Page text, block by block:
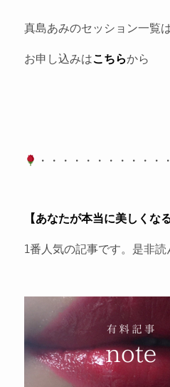
真島あみのセッション一覧
お申し込みはこちらから
・・・・・・・・・・・
【あなたが本当に美しくな
1番人気の記事です。是非読